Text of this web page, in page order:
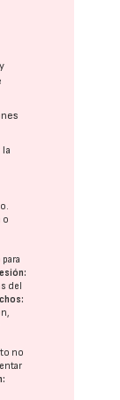
la
o
del
no